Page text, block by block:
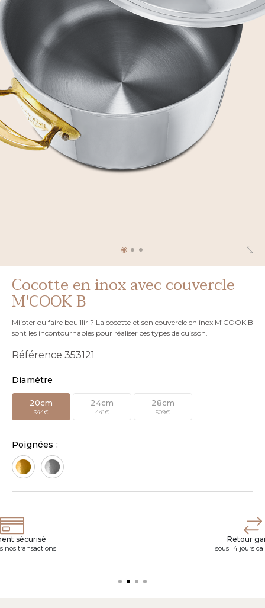
Cocotte en inox avec couvercle
M'COOK B
Mijoter ou faire bouillir ? La cocotte et son couvercle en inox M’COOK B
sont les incontournables pour réaliser ces types de cuisson.
Référence 353121
Diamètre
20cm
344€
24cm
441€
28cm
509€
Poignées :
sécurisé
nos transactions
Retour
sous 14 jours